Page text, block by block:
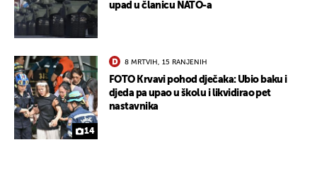
upad u članicu NATO-a
14
8 MRTVIH, 15 RANJENIH
FOTO Krvavi pohod dječaka: Ubio baku i
djeda pa upao u školu i likvidirao pet
nastavnika
UKLJUČITE NOTIFIKACIJE